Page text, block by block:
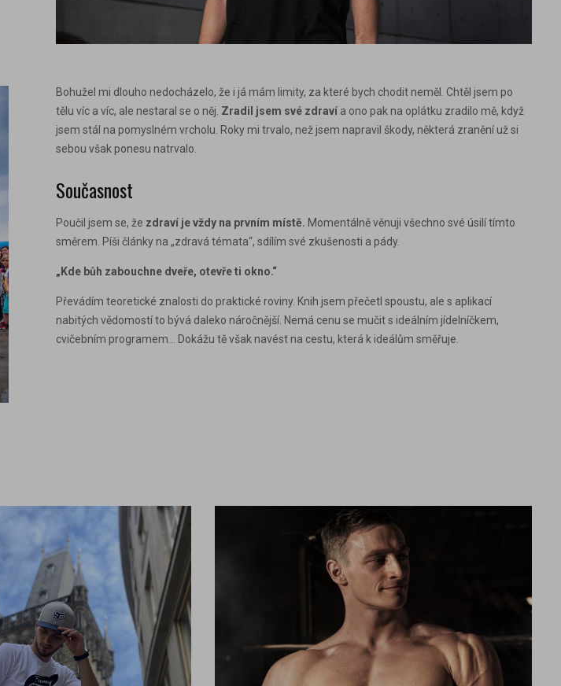
Bohužel mi dlouho nedocházelo, že i já mám limity, za které bych chodit neměl. Chtěl jsem po
tělu víc a víc, ale nestaral se o něj. Zradil jsem své zdraví a ono pak na oplátku zradilo mě, když
jsem stál na pomyslném vrcholu. Roky mi trvalo, než jsem napravil škody, některá zranění už si
sebou však ponesu natrvalo.
Současnost
Poučil jsem se, že zdraví je vždy na prvním místě. Momentálně věnuji všechno své úsilí tímto
směrem. Píši články na „zdravá témata“, sdílím své zkušenosti a pády.
„Kde bůh zabouchne dveře, otevře ti okno.“
Převádím teoretické znalosti do praktické roviny. Knih jsem přečetl spoustu, ale s aplikací
nabitých vědomostí to bývá daleko náročnější. Nemá cenu se mučit s ideálním jídelníčkem,
cvičebním programem… Dokážu tě však navést na cestu, která k ideálům směřuje.